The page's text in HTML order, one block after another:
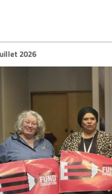
2026